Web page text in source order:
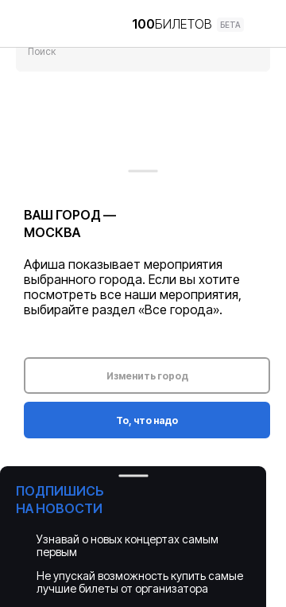
Поиск
ВАШ ГОРОД —
МОСКВА
Афиша показывает мероприятия
выбранного города. Если вы хотите
посмотреть все наши мероприятия,
выбирайте раздел «Все города».
Изменить город
То, что надо
ПОДПИШИСЬ
НА НОВОСТИ
Узнавай о новых концертах самым
первым
Не упускай возможность купить самые
лучшие билеты от организатора
100БИЛЕТОВ БЕТА